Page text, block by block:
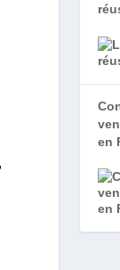
en